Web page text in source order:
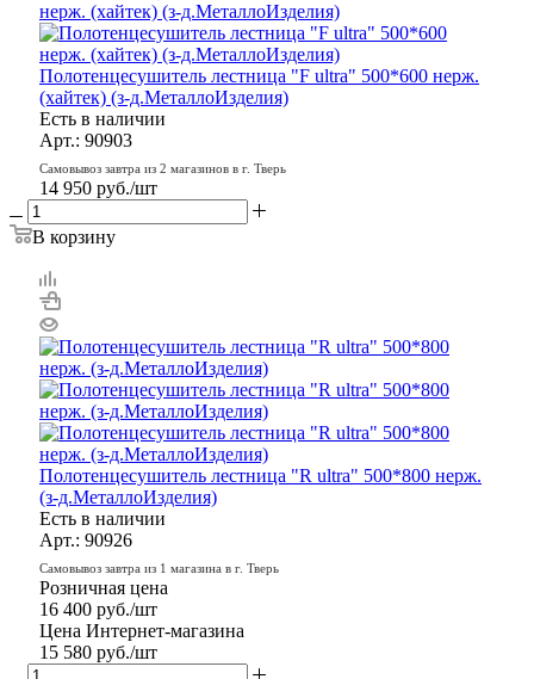
Полотенцесушитель лестница "F ultra" 500*600 нерж.
(хайтек) (з-д.МеталлоИзделия)
Есть в наличии
Арт.: 90903
Самовывоз завтра из 2 магазинов в г. Тверь
14 950 руб./шт
В корзину
Полотенцесушитель лестница "R ultra" 500*800 нерж.
(з-д.МеталлоИзделия)
Есть в наличии
Арт.: 90926
Самовывоз завтра из 1 магазина в г. Тверь
Розничная цена
16 400 руб./шт
Цена Интернет-магазина
15 580 руб./шт